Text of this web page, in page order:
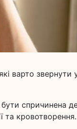
варто звернути
спричинена
та кровотворення.